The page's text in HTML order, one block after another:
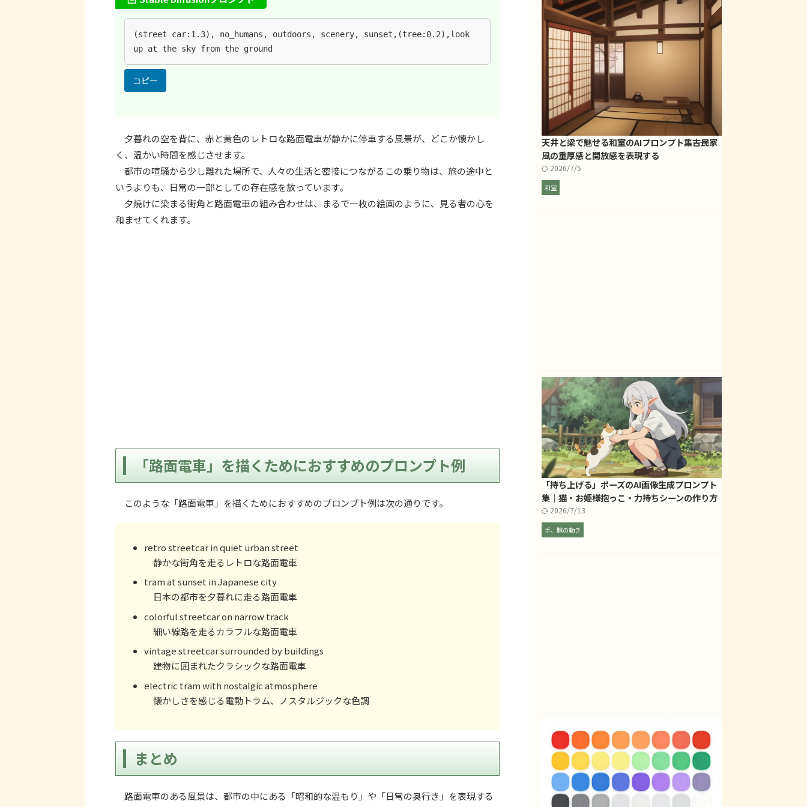
(street car:1.3), no_humans, outdoors, scenery, sunset,(tree:0.2),look
up at the sky from the ground
コピー
夕暮れの空を背に、赤と黄色のレトロな路面電車が静かに停車する風景が、どこか懐かし
く、温かい時間を感じさせます。
都市の喧騒から少し離れた場所で、人々の生活と密接につながるこの乗り物は、旅の途中と
いうよりも、日常の一部としての存在感を放っています。
夕焼けに染まる街角と路面電車の組み合わせは、まるで一枚の絵画のように、見る者の心を
和ませてくれます。
「路面電車」を描くためにおすすめのプロンプト例
このような「路面電車」を描くためにおすすめのプロンプト例は次の通りです。
retro streetcar in quiet urban street
静かな街角を走るレトロな路面電車
tram at sunset in Japanese city
日本の都市を夕暮れに走る路面電車
colorful streetcar on narrow track
細い線路を走るカラフルな路面電車
vintage streetcar surrounded by buildings
建物に囲まれたクラシックな路面電車
electric tram with nostalgic atmosphere
懐かしさを感じる電動トラム、ノスタルジックな色調
まとめ
路面電車のある風景は、都市の中にある「昭和的な温もり」や「日常の奥行き」を表現する
天井と梁で魅せる和室のAIプロンプト集――古民家
風の重厚感と開放感を表現する
2026/7/5
和室
「持ち上げる」ポーズのAI画像生成プロンプト
集｜猫・お姫様抱っこ・力持ちシーンの作り方
2026/7/13
手、腕の動き